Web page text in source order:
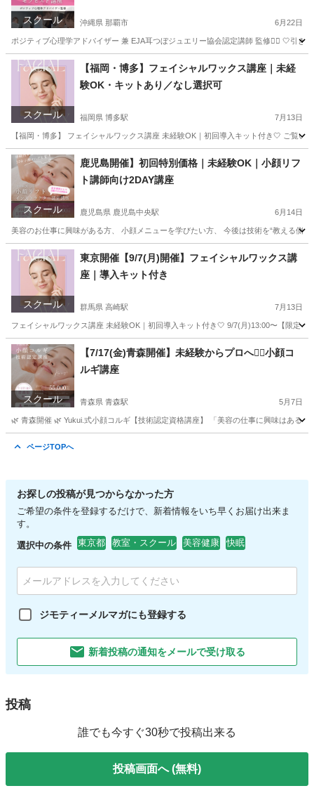
スクール 沖縄県 那覇市 6月22日
ポジティブ心理学アドバイザー 兼 EJA耳つぼジュエリー協会認定講師 監修❤️‍🔥 🤍引
沖縄 那覇市 美容健康 つぼ
スクール
【福岡・博多】フェイシャルワックス講座｜未経
験OK・キットあり／なし選択可
福岡県 博多駅 7月13日
【福岡・博多】 フェイシャルワックス講座 未経験OK｜初回導入キット付き🤍 ご覧
福岡 福岡市 博多駅 その他 フェイシャル
スクール
鹿児島開催】初回特別価格｜未経験OK｜小顔リフ
ト講師向け2DAY講座
鹿児島県 鹿児島中央駅 6月14日
美容のお仕事に興味がある方、 小顔メニューを学びたい方、 今後は技術を“教える側
鹿児島 鹿児島市 鹿児島中央駅 リフトアップ
スクール
東京開催【9/7(月)開催】フェイシャルワックス講
座｜導入キット付き
群馬県 高崎駅 7月13日
フェイシャルワックス講座 未経験OK｜初回導入キット付き🤍 9/7(月)13:00〜【限定
群馬 前橋市 スキンケア フェイシャル
スクール
【7/17(金)青森開催】未経験からプロへ❤️‍🔥小顔コ
ルギ講座
青森県 青森駅 5月7日
🌿 青森開催 🌿 Yukui.式小顔コルギ【技術認定資格講座】 「美容の仕事に興味はある
ページTOPへ
お探しの投稿が見つからなかった方
ご希望の条件を登録するだけで、新着情報をいち早くお届け出来ま
す。
選択中の条件 東京都 教室・スクール 美容健康 快眠
ジモティーメルマガにも登録する
新着投稿の通知をメールで受け取る
投稿
誰でも今すぐ30秒で投稿出来る
投稿画面へ (無料)